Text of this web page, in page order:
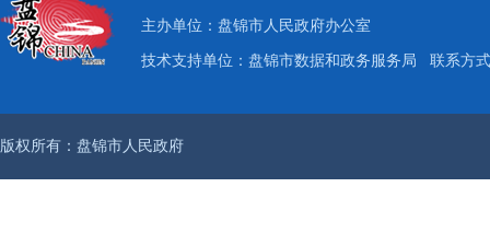
主办单位：盘锦市人民政府办公室
技术支持单位：盘锦市数据和政务服务局 联系方
版权所有：盘锦市人民政府